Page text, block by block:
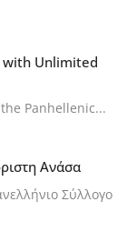
with Unlimited
Panhellenic...
Ανάσα
Σύλλογο